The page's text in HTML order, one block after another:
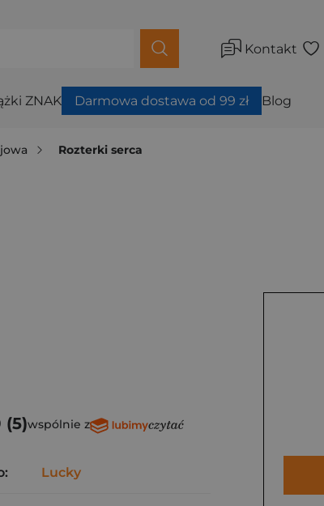
Kontakt
ZNAK Darmowa dostawa od 99 zł Blog
Rozterki serca
(5)wspólnie z
Lucky